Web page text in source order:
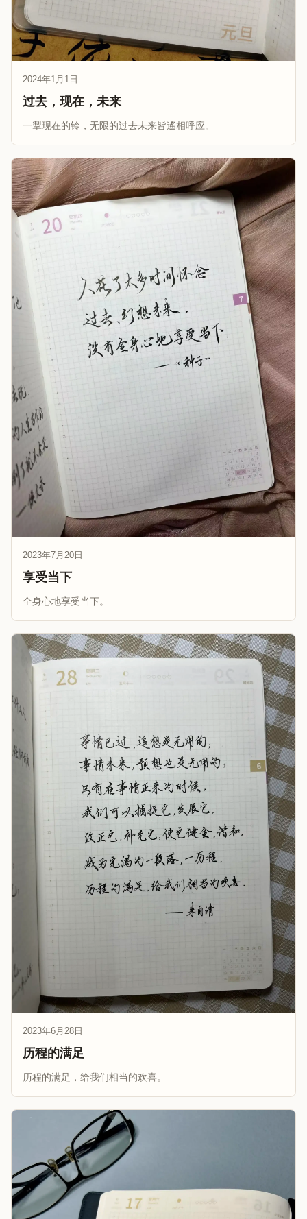
2024年1月1日
过去，现在，未来
一掣现在的铃，无限的过去未来皆遙相呼应。
2023年7月20日
享受当下
全身心地享受当下。
2023年6月28日
历程的满足
历程的满足，给我们相当的欢喜。